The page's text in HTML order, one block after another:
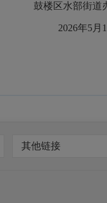
鼓楼区水部街
2026年
其他链接